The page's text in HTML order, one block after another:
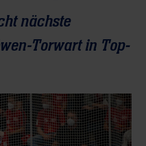
nächste
Torwart in Top-